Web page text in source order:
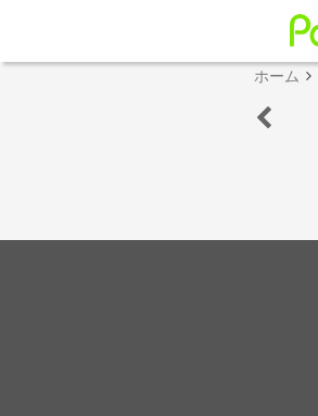
ホーム